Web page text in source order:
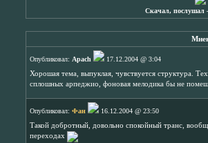
Скачал, послушал
Опубликовал: Apach
17.12.2004 @ 3:04
Хорошая тема, выпуклая, чувствуется структура.
сплошных арпеджио, фоновая мелодика бы не
Опубликовал: Фан
16.12.2004 @ 23:50
Такой добротный, довольно спокойный транс,
переходах